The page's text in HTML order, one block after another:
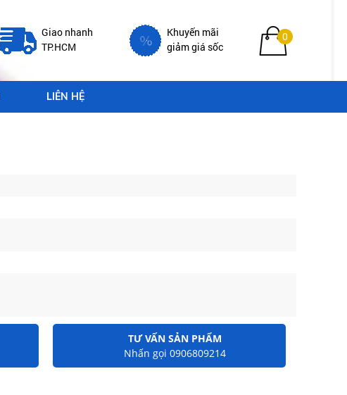
Giao nhanh
TP.HCM
Khuyến mãi
giảm giá sốc
0
LIÊN HỆ
TƯ VẤN SẢN PHẨM
Nhấn gọi 0906809214